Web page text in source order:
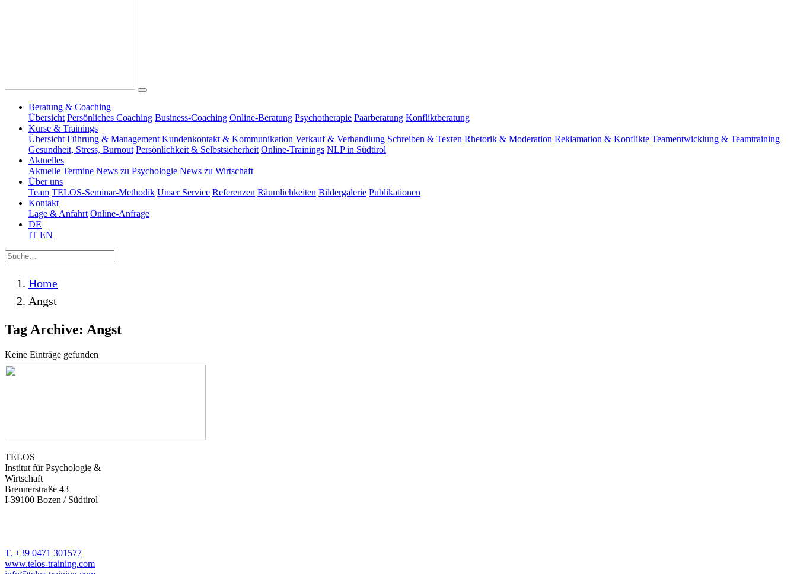
Beratung & Coaching
Übersicht Persönliches Coaching Business-Coaching Online-Beratung Psychotherapie Paarberatung Konfliktberatung
Kurse & Trainings
Übersicht Führung & Management Kundenkontakt & Kommunikation Verkauf & Verhandlung Schreiben & Texten Rhetorik & Moderation Reklamation & Konflikte Teamentwicklung & Teamtraining
Gesundheit, Stress, Burnout Persönlichkeit & Selbstsicherheit Online-Trainings NLP in Südtirol
Aktuelles
Aktuelle Termine News zu Psychologie News zu Wirtschaft
Über uns
Team TELOS-Seminar-Methodik Unser Service Referenzen Räumlichkeiten Bildergalerie Publikationen
Kontakt
Lage & Anfahrt Online-Anfrage
DE
IT EN
Home
Angst
Tag Archive: Angst
Keine Einträge gefunden
TELOS
Institut für Psychologie &
Wirtschaft
Brennerstraße 43
I-39100 Bozen / Südtirol
T. +39 0471 301577
www.telos-training.com